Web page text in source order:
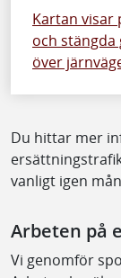
Kartan visar
och stängda
över
Du hittar mer
vanligt igen
Arbeten på
Vi genomför